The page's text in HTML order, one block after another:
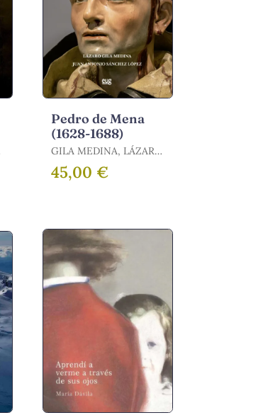
Pedro de Mena
(1628-1688)
GILA MEDINA, LÁZARO
/ SÁNCHEZ LÓPEZ,
JUAN ANTONIO
45,00 €